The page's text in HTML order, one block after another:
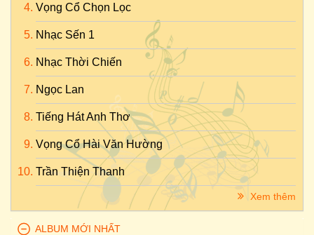
Vọng Cổ Chọn Lọc
Nhạc Sến 1
Nhạc Thời Chiến
Ngọc Lan
Tiếng Hát Anh Thơ
Vọng Cổ Hài Văn Hường
Trần Thiện Thanh
Xem thêm
ALBUM MỚI NHẤT